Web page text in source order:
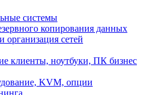
системы
копирования данных
организация сетей
клиенты, ноутбуки, ПК бизнес
KVM, опции